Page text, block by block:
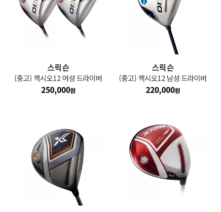
스릭슨
(중고) 젝시오12 여성 드라이버
250,000원
스릭슨
(중고) 젝시오12 남성 드라이버
220,000원